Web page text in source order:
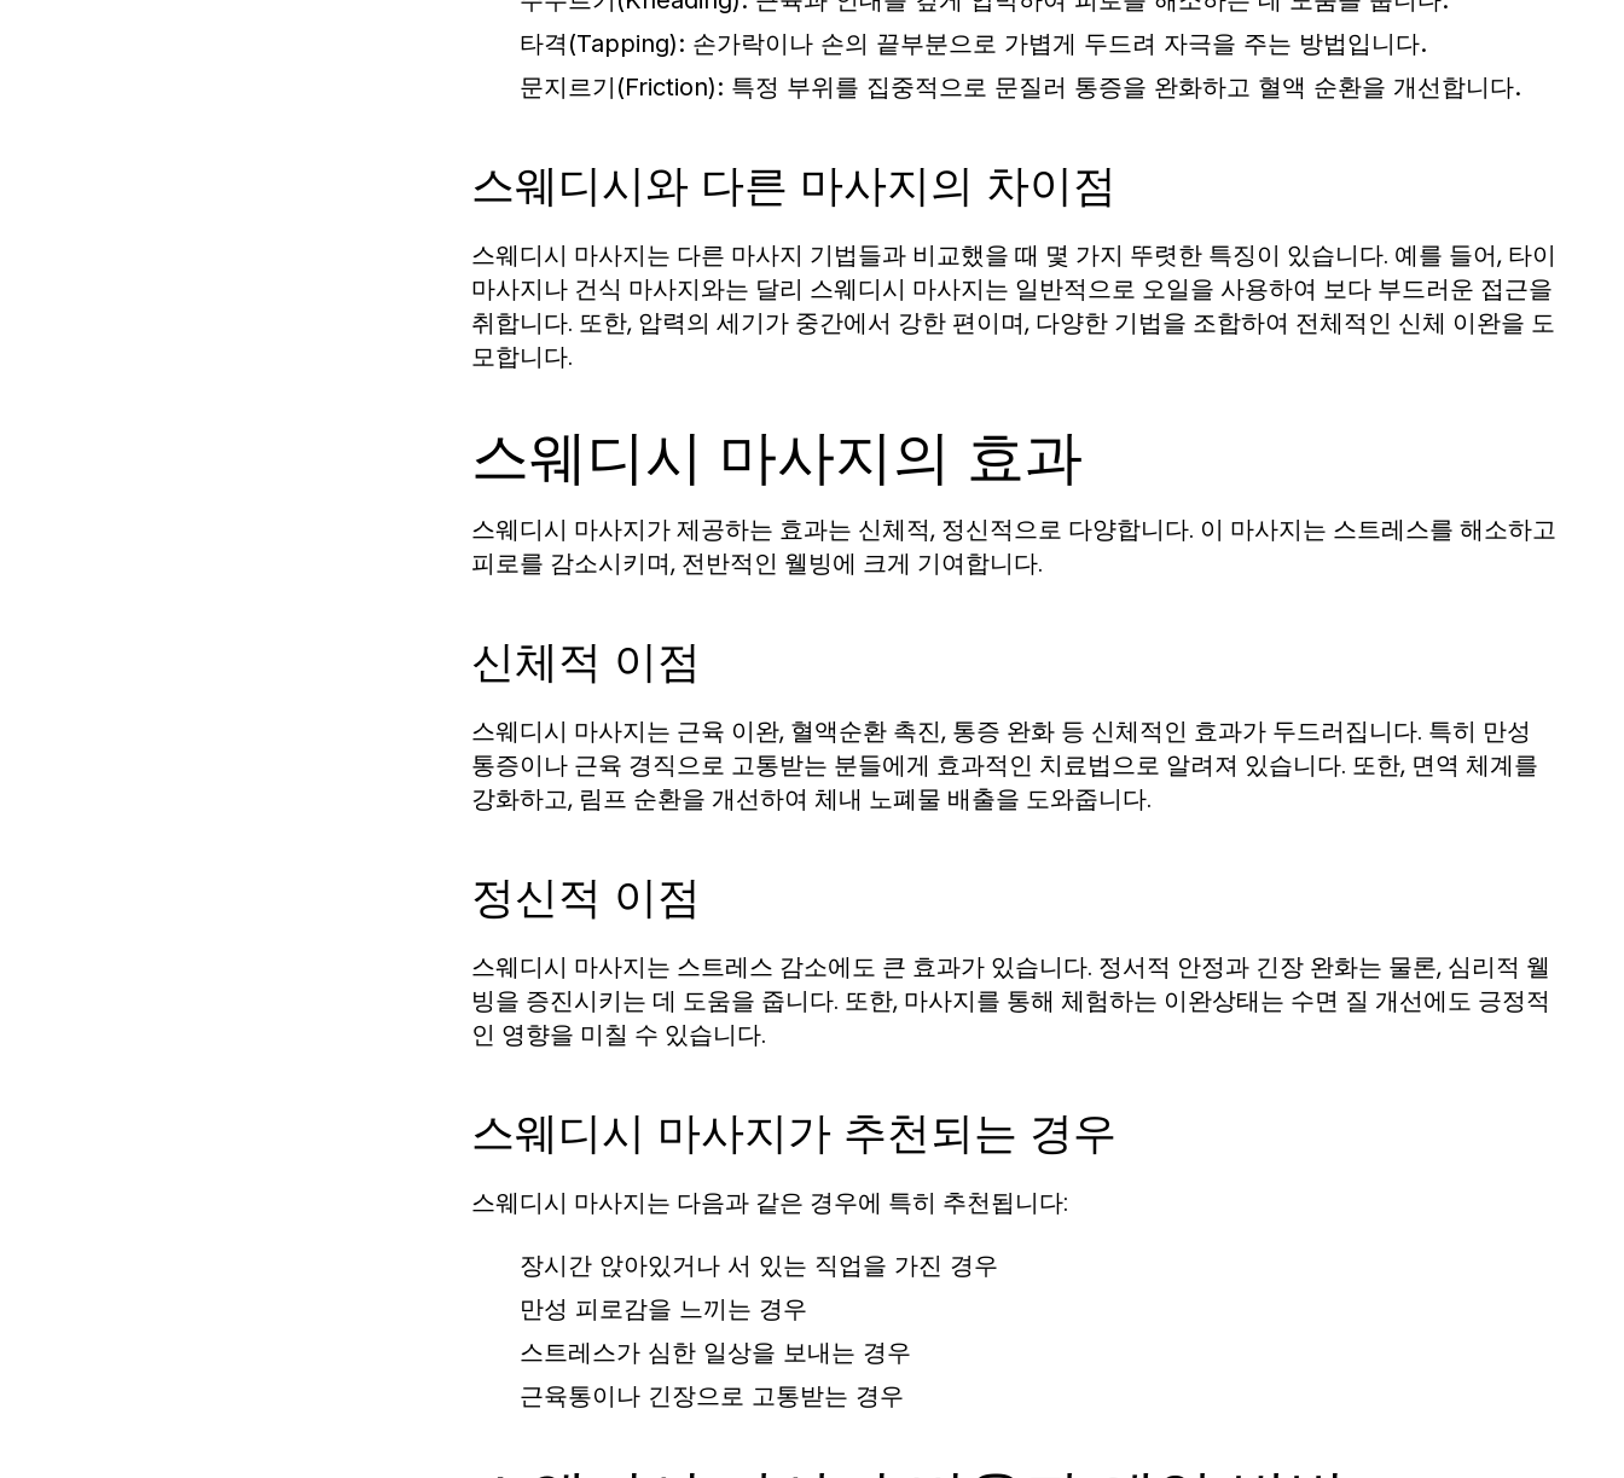
타격(Tapping): 손가락이나 손의 끝부분으로 가볍게 두드려 자극을 주는 방법입니다.
문지르기(Friction): 특정 부위를 집중적으로 문질러 통증을 완화하고 혈액 순환을 개선합니다.
스웨디시와 다른 마사지의 차이점
스웨디시 마사지는 다른 마사지 기법들과 비교했을 때 몇 가지 뚜렷한 특징이 있습니다. 예를 들어, 타이
마사지나 건식 마사지와는 달리 스웨디시 마사지는 일반적으로 오일을 사용하여 보다 부드러운 접근을
취합니다. 또한, 압력의 세기가 중간에서 강한 편이며, 다양한 기법을 조합하여 전체적인 신체 이완을 도
모합니다.
스웨디시 마사지의 효과
스웨디시 마사지가 제공하는 효과는 신체적, 정신적으로 다양합니다. 이 마사지는 스트레스를 해소하고
피로를 감소시키며, 전반적인 웰빙에 크게 기여합니다.
신체적 이점
스웨디시 마사지는 근육 이완, 혈액순환 촉진, 통증 완화 등 신체적인 효과가 두드러집니다. 특히 만성
통증이나 근육 경직으로 고통받는 분들에게 효과적인 치료법으로 알려져 있습니다. 또한, 면역 체계를
강화하고, 림프 순환을 개선하여 체내 노폐물 배출을 도와줍니다.
정신적 이점
스웨디시 마사지는 스트레스 감소에도 큰 효과가 있습니다. 정서적 안정과 긴장 완화는 물론, 심리적 웰
빙을 증진시키는 데 도움을 줍니다. 또한, 마사지를 통해 체험하는 이완상태는 수면 질 개선에도 긍정적
인 영향을 미칠 수 있습니다.
스웨디시 마사지가 추천되는 경우
스웨디시 마사지는 다음과 같은 경우에 특히 추천됩니다:
장시간 앉아있거나 서 있는 직업을 가진 경우
만성 피로감을 느끼는 경우
스트레스가 심한 일상을 보내는 경우
근육통이나 긴장으로 고통받는 경우